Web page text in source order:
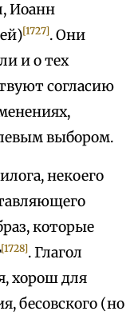
Иоанн
[1727]. Они
и о тех
согласию
выбором.
некоего
которые
[1728]. Глагол
хорош для
бесовского (но